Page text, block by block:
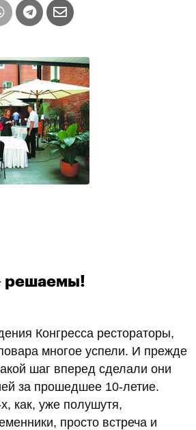
решаемы!
Конгресса рестораторы,
многое успели. И прежде
шаг вперед сделали они
за прошедшее 10-летие.
как, уже полушутя,
просто встреча и